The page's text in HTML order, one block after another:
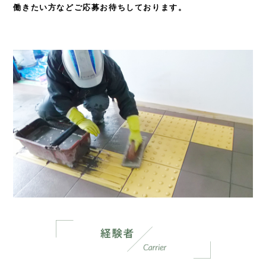
働きたい方などご応募お待ちしております。